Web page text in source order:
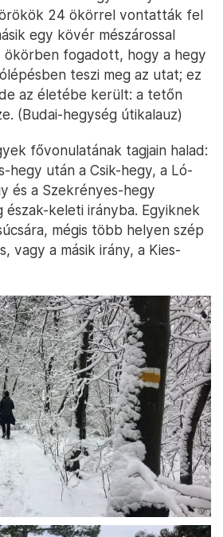
24 ökörrel vontatták fel
egy kövér mészárossal
ökörben fogadott, hogy a hegy
teszi meg az utat; ez
az életébe került: a tetőn
(Budai-hegység útikalauz)
fővonulatának tagjain halad:
hegy után a Csik-hegy, a Ló-
és a Szekrényes-hegy
észak-keleti irányba. Egyiknek
mégis több helyen szép
vagy a másik irány, a Kies-